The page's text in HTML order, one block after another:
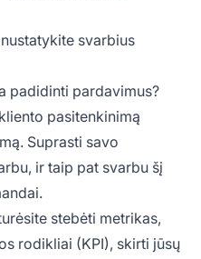
svarbius
padidinti pardavimus?
pasitenkinimą
Suprasti savo
ir taip pat svarbu šį
stebėti metrikas,
rodikliai (KPI), skirti jūsų